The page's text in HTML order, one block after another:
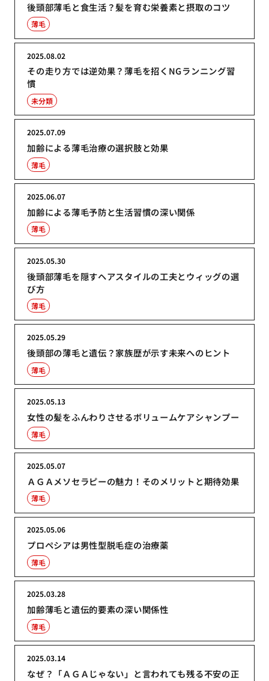
後頭部薄毛と食生活？髪を育む栄養素と摂取のコツ
薄毛
その走り方では逆効果？薄毛を招くNGランニング習
慣
2025.08.02
未分類
加齢による薄毛治療の選択肢と効果
2025.07.09
薄毛
加齢による薄毛予防と生活習慣の深い関係
2025.06.07
薄毛
後頭部薄毛を隠すヘアスタイルの工夫とウィッグの選
び方
2025.05.30
薄毛
後頭部の薄毛と遺伝？家族歴が示す未来へのヒント
2025.05.29
薄毛
女性の髪をふんわりさせるボリュームケアシャンプー
2025.05.13
薄毛
ＡＧＡメソセラピーの魅力！そのメリットと期待効果
2025.05.07
薄毛
プロペシアは男性型脱毛症の治療薬
2025.05.06
薄毛
加齢薄毛と遺伝的要素の深い関係性
2025.03.28
薄毛
なぜ？「ＡＧＡじゃない」と言われても残る不安の正
2025.03.14